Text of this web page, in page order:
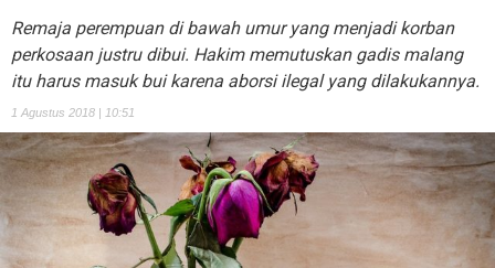
Remaja perempuan di bawah umur yang menjadi korban
perkosaan justru dibui. Hakim memutuskan gadis malang
itu harus masuk bui karena aborsi ilegal yang dilakukannya.
1 Agustus 2018 | 10:51